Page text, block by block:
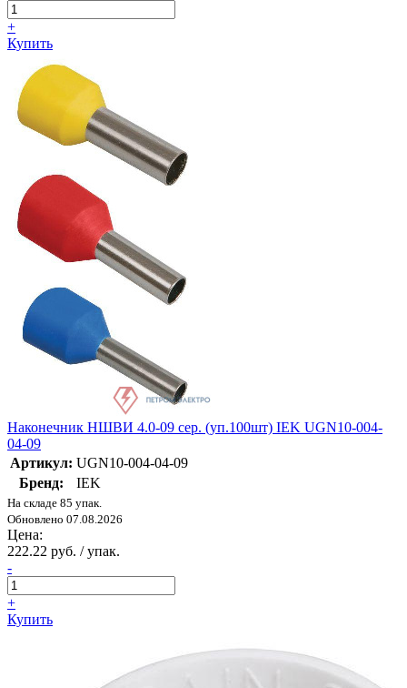
+
Купить
Наконечник НШВИ 4.0-09 сер. (уп.100шт) IEK UGN10-004-
04-09
Артикул: UGN10-004-04-09
Бренд:
IEK
На складе 85 упак.
Обновлено 07.08.2026
Цена:
222.22 руб. / упак.
-
+
Купить